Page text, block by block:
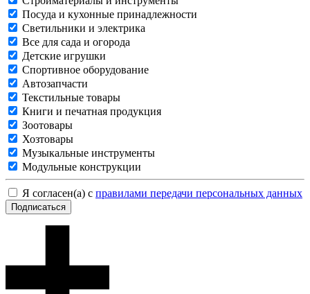
Посуда и кухонные принадлежности
Светильники и электрика
Все для сада и огорода
Детские игрушки
Спортивное оборудование
Автозапчасти
Текстильные товары
Книги и печатная продукция
Зоотовары
Хозтовары
Музыкальные инструменты
Модульные конструкции
Я согласен(а) с правилами передачи персональных данных
Подписаться